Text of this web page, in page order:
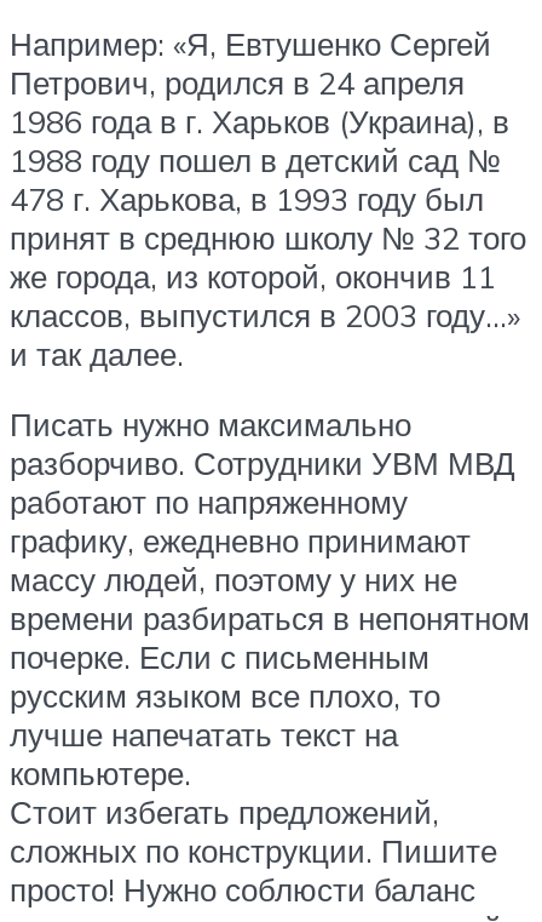
Например: «Я, Евтушенко Сергей
Петрович, родился в 24 апреля
1986 года в г. Харьков (Украина), в
1988 году пошел в детский сад №
478 г. Харькова, в 1993 году был
принят в среднюю школу № 32 того
же города, из которой, окончив 11
классов, выпустился в 2003 году…»
и так далее.
Писать нужно максимально
разборчиво. Сотрудники УВМ МВД
работают по напряженному
графику, ежедневно принимают
массу людей, поэтому у них не
времени разбираться в непонятном
почерке. Если с письменным
русским языком все плохо, то
лучше напечатать текст на
компьютере.
Стоит избегать предложений,
сложных по конструкции. Пишите
просто! Нужно соблюсти баланс